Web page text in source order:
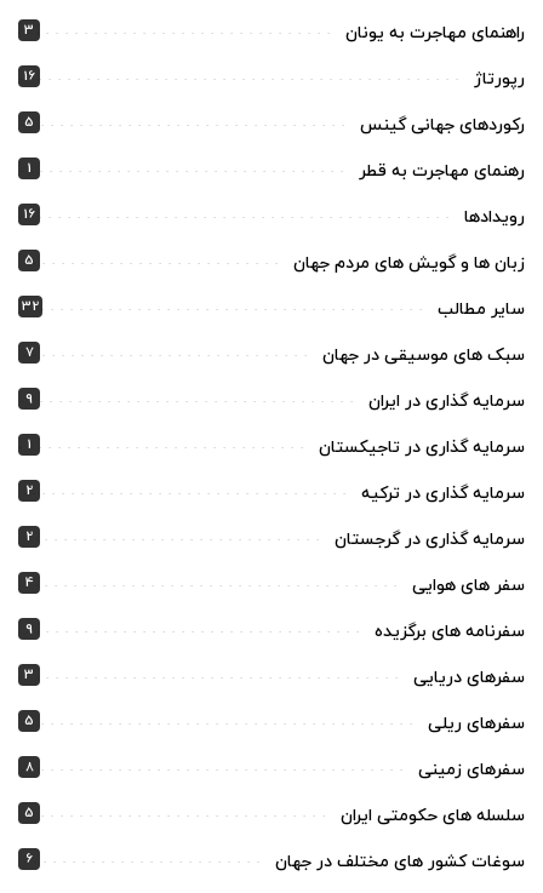
راهنمای مهاجرت به یونان 3
رپورتاژ 16
رکوردهای جهانی گینس 5
رهنمای مهاجرت به قطر 1
رویدادها 16
زبان ها و گویش های مردم جهان 5
سایر مطالب 32
سبک های موسیقی در جهان 7
سرمایه گذاری در ایران 9
سرمایه گذاری در تاجیکستان 1
سرمایه گذاری در ترکیه 2
سرمایه گذاری در گرجستان 2
سفر های هوایی 4
سفرنامه های برگزیده 9
سفرهای دریایی 3
سفرهای ریلی 5
سفرهای زمینی 8
سلسله های حکومتی ایران 5
سوغات کشور های مختلف در جهان 6